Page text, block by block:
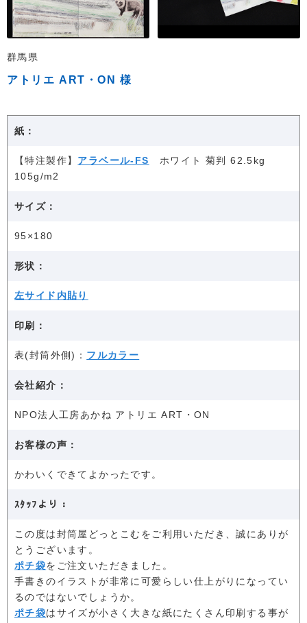
群馬県
アトリエ ART・ON 様
紙：
【特注製作】 アラベール-FS
ホワイト 菊判 62.5kg
105g/m2
サイズ：
95×180
形状：
左サイド内貼り
印刷：
表(封筒外側)： フルカラー
会社紹介：
NPO法人工房あかね アトリエ ART・ON
お客様の声：
かわいくできてよかったです。
ｽﾀｯﾌより：
この度は封筒屋どっとこむをご利用いただき、誠にありが
とうございます。
ポチ袋をご注文いただきました。
手書きのイラストが非常に可愛らしい仕上がりになってい
るのではないでしょうか。
ポチ袋はサイズが小さく大きな紙にたくさん印刷する事が